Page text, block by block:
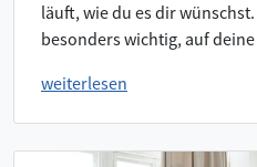
läuft, wie du es dir
besonders wichtig, auf
weiterlesen